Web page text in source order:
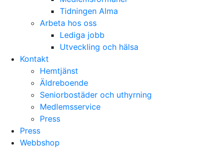
Tidningen Alma
Arbeta hos oss
Lediga jobb
Utveckling och hälsa
Kontakt
Hemtjänst
Äldreboende
Seniorbostäder och uthyrning
Medlemsservice
Press
Press
Webbshop